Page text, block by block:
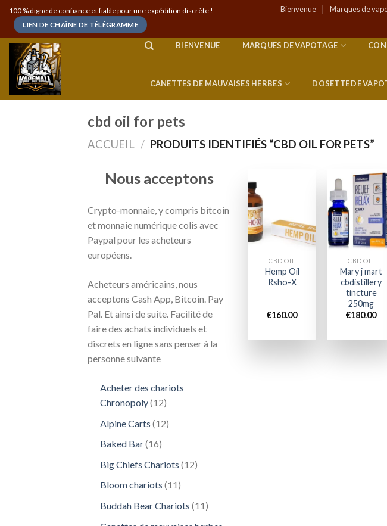
Skip
content
100 % digne de confiance et fiable pour une expédition discrète !
LIEN DE CHAÎNE DE TÉLÉGRAMME
Bienvenue Marques de
BIENVENUE MARQUES DE VAPOTAGE
CANETTES DE MAUVAISES HERBES DOSETTE DE
cbd oil for pets
ACCUEIL / PRODUITS IDENTIFIÉS “CBD OIL FOR PETS”
Nous acceptons
Crypto-monnaie, y compris bitcoin
et monnaie numérique colis avec
Paypal pour les acheteurs
européens.
Acheteurs américains, nous
acceptons Cash App, Bitcoin. Pay
Pal. Et ainsi de suite. Facilité de
faire des achats individuels et
discrets en ligne sans penser à la
personne suivante
Acheter des chariots
Chronopoly 1212
Alpine Carts 1212
Baked Bar 1616
Big Chiefs Chariots 1212
Bloom chariots 1111
Buddah Bear Chariots 1111
Add to
wishlist
CBD OIL
Hemp Oil
Rsho-X
€160.00
Add to
wishlist
CBD OIL
Mary j mart
cbdistillery
tincture
250mg
€180.00